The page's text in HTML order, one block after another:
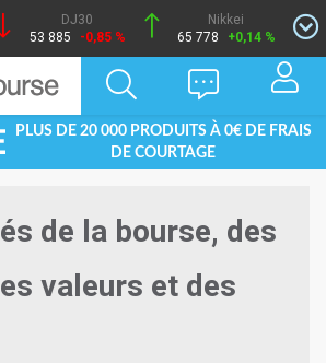
DJ30
53 885
-0,85 %
Nikkei
65 778
+0,14 %
PLUS DE 20 000 PRODUITS À 0€ DE FRAIS
DE COURTAGE
de la bourse, des
valeurs et des